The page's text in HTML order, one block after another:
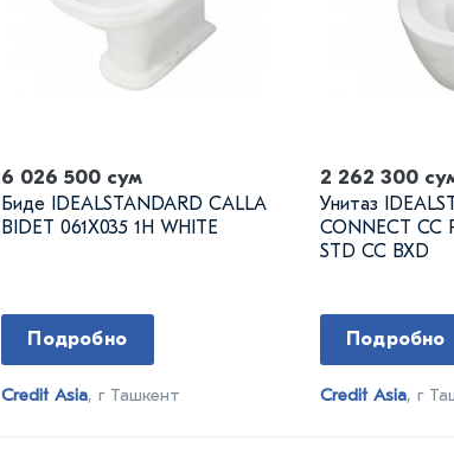
6 026 500 сум
Биде IDEALSTANDARD CALLA
BIDET 061X035 1H WHITE
Подробно
Credit Asia, г Ташкент
2 262 300
Унитаз
CONNECT CC
STD CC BXD
Подробно
Credit Asia, г